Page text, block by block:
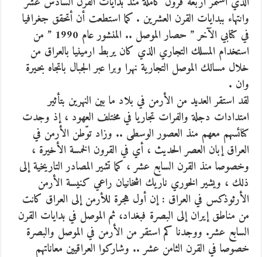
وانتهاء ببدايات القرن العشرين . كما استطعت أن أتحقق جغرافيا
في كتابي الآخر ” حصار الموصل .. المنشور عام 1990 ” من
استخدام المسلك التجاري الذي كان يربط ارمينيا بالعراق من
خلال مسالك الموصل التجارية نهرا وبرا عبر الجبال باتجاه بحيرة
وان .
لقد استقر العديد من الأرمن في بلاد ما بين النهرين بتأثير
امتدادات دجلة والفرات تجاريا في مختلف العهود ، إذ وجدت
كنائسهم معهم منذ العصور الوسطى .. وزاد توّطن الأرمن في
العراق إبان العصر الحديث ، أي في القرون الخمسة الأخيرة ،
وخصوصا منذ القرن السابع عشر ، كما تشير المصادر التاريخية إلى
ذلك ، ويشير الخوري ناريك اشخانيان راعي كنيسة الأرمن
الأرثوذكس في العراق : إن أول هجرة للأرمن إلى العراق كانت
من مناطق إيران إلى البصرة فبغداد، ثم الموصل في بدايات القرن
السابع عشر. ووجدنا كم استقر من الأرمن في الموصل والبصرة
خصوصا في القرن الثامن عشر .. وشاركوا العراقيين معاناتهم